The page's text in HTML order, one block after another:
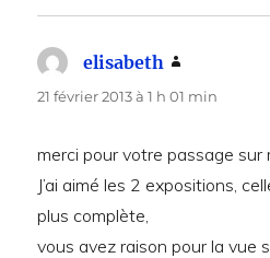
elisabeth
21 février 2013 à 1 h 01 min
merci pour votre passage sur
J’ai aimé les 2 expositions,
plus complète,
vous avez raison pour la vue